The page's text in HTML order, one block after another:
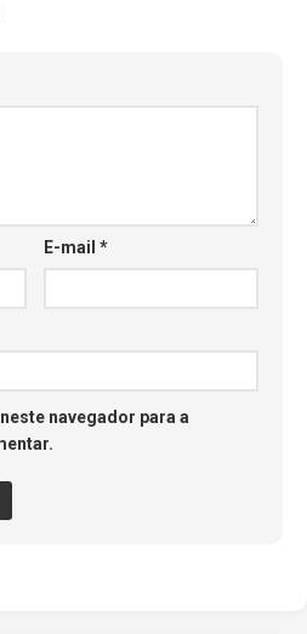
E-mail*
navegador para a